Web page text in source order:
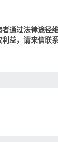
通过法律途径维
益，请来信联